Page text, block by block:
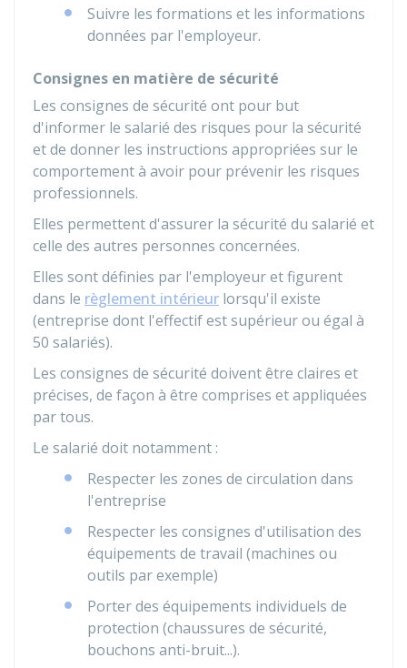
Suivre les formations et les informations
données par l'employeur.
Consignes en matière de sécurité
Les consignes de sécurité ont pour but
d'informer le salarié des risques pour la sécurité
et de donner les instructions appropriées sur le
comportement à avoir pour prévenir les risques
professionnels.
Elles permettent d'assurer la sécurité du salarié et
celle des autres personnes concernées.
Elles sont définies par l'employeur et figurent
dans le règlement intérieur lorsqu'il existe
(entreprise dont l'effectif est supérieur ou égal à
50 salariés).
Les consignes de sécurité doivent être claires et
précises, de façon à être comprises et appliquées
par tous.
Le salarié doit notamment :
Respecter les zones de circulation dans
l'entreprise
Respecter les consignes d'utilisation des
équipements de travail (machines ou
outils par exemple)
Porter des équipements individuels de
protection (chaussures de sécurité,
bouchons anti-bruit...).